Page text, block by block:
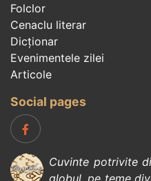
Folclor
Cenaclu literar
Dicționar
Evenimentele zilei
Articole
Social pages
Cuvinte potrivite
globul, pe teme